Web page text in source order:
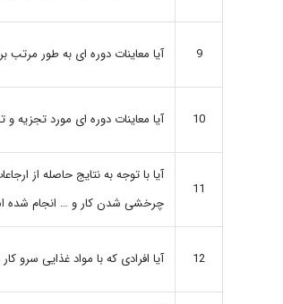
9 آیا معاینات دوره ای به طور مرتب
10 آیا معاینات دوره ای مورد تجزیه و
11
آیا با توجه به نتایج حاصله از
چرخشی شدن کار و … انجام شده
12 آیا افرادی که با مواد غذایی سرو